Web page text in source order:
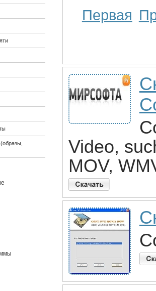
Первая
Video,
MOV,